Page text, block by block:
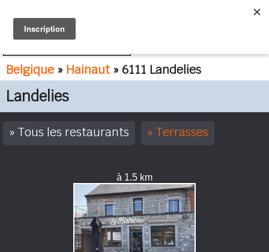
Belgique » Hainaut» 6111 Landelies
Landelies
Tous les restaurants Terrasses
à 1.5 km